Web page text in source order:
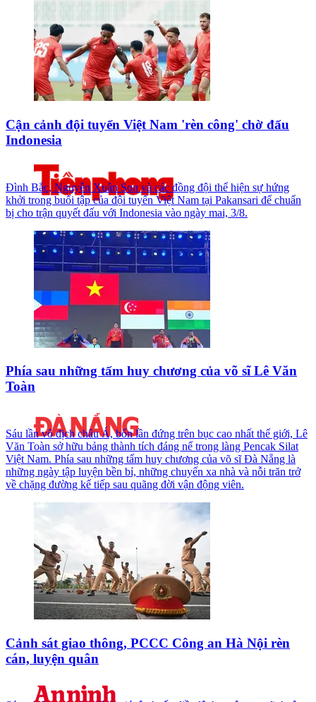
Cận cảnh đội tuyển Việt Nam 'rèn công' chờ đấu
Indonesia
Đình Bắc, Nguyễn Xuân Son và các đồng đội thể hiện sự hứng
khởi trong buổi tập của đội tuyển Việt Nam tại Pakansari để chuẩn
bị cho trận quyết đấu với Indonesia vào ngày mai, 3/8.
Phía sau những tấm huy chương của võ sĩ Lê Văn
Toàn
Sáu lần vô địch châu Á, bốn lần đứng trên bục cao nhất thế giới, Lê
Văn Toàn sở hữu bảng thành tích đáng nể trong làng Pencak Silat
Việt Nam. Phía sau những tấm huy chương của võ sĩ Đà Nẵng là
những ngày tập luyện bền bỉ, những chuyến xa nhà và nỗi trăn trở
về chặng đường kế tiếp sau quãng đời vận động viên.
Cảnh sát giao thông, PCCC Công an Hà Nội rèn
cán, luyện quân